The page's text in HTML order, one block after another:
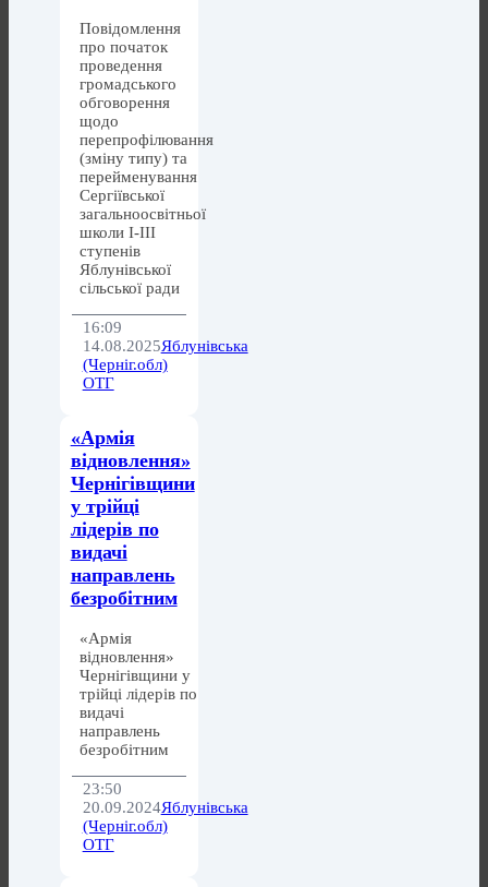
Повідомлення
про початок
проведення
громадського
обговорення
щодо
перепрофілювання
(зміну типу) та
перейменування
Сергіївської
загальноосвітньої
школи І-ІІІ
ступенів
Яблунівської
сільської ради
16:09
14.08.2025Яблунівська
(Черніг.обл)
ОТГ
«Армія
відновлення»
Чернігівщини
у трійці
лідерів по
видачі
направлень
безробітним
«Армія
відновлення»
Чернігівщини у
трійці лідерів по
видачі
направлень
безробітним
23:50
20.09.2024Яблунівська
(Черніг.обл)
ОТГ